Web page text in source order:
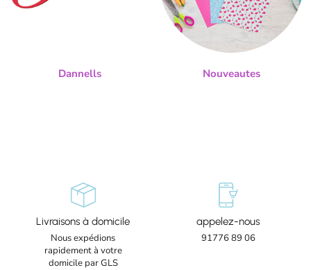
Dannells Nouveautes
Livraisons à domicile
Nous expédions
rapidement à votre
domicile par GLS
appelez-nous
91776 89 06